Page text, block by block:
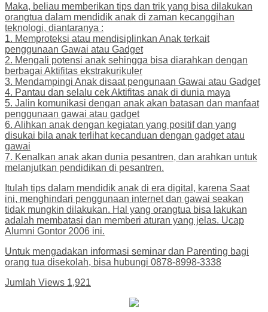
Maka, beliau memberikan tips dan trik yang bisa dilakukan
orangtua dalam mendidik anak di zaman kecanggihan
teknologi, diantaranya :
1. Memproteksi atau mendisiplinkan Anak terkait
penggunaan Gawai atau Gadget
2. ⁠Mengali potensi anak sehingga bisa diarahkan dengan
berbagai Aktifitas ekstrakurikuler
3. ⁠Mendampingi Anak disaat pengunaan Gawai atau Gadget
4. ⁠Pantau dan selalu cek Aktifitas anak di dunia maya
5. ⁠Jalin komunikasi dengan anak akan batasan dan manfaat
penggunaan gawai atau gadget
6. ⁠Alihkan anak dengan kegiatan yang positif dan yang
disukai bila anak terlihat kecanduan dengan gadget atau
gawai
7. ⁠Kenalkan anak akan dunia pesantren, dan arahkan untuk
melanjutkan pendidikan di pesantren.
Itulah tips dalam mendidik anak di era digital, karena Saat
ini, menghindari penggunaan internet dan gawai seakan
tidak mungkin dilakukan. Hal yang orangtua bisa lakukan
adalah membatasi dan memberi aturan yang jelas. Ucap
Alumni Gontor 2006 ini.
Untuk mengadakan informasi seminar dan Parenting bagi
orang tua disekolah, bisa hubungi 0878-8998-3338
Jumlah Views 1,921